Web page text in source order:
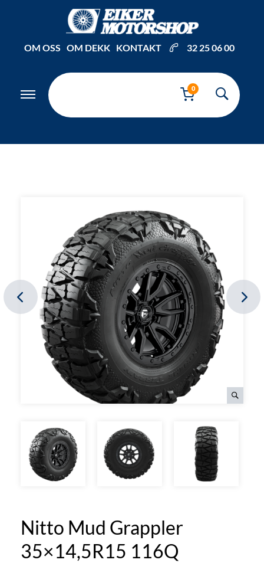
OM OSS OM DEKK KONTAKT 32 25 06 00
0
Nitto Mud Grappler
35×14,5R15 116Q